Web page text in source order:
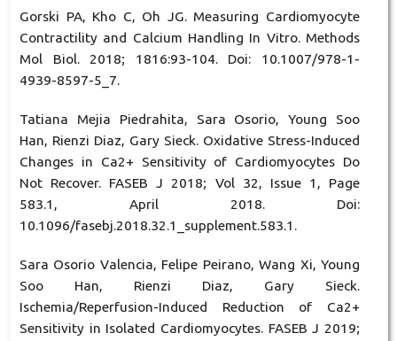
Gorski PA, Kho C, Oh JG. Measuring Cardiomyocyte
Contractility and Calcium Handling In Vitro. Methods
Mol Biol. 2018; 1816:93-104. Doi: 10.1007/978-1-
4939-8597-5_7.
Tatiana Mejia Piedrahita, Sara Osorio, Young Soo
Han, Rienzi Diaz, Gary Sieck. Oxidative Stress-Induced
Changes in Ca2+ Sensitivity of Cardiomyocytes Do
Not Recover. FASEB J 2018; Vol 32, Issue 1, Page
583.1, April 2018. Doi:
10.1096/fasebj.2018.32.1_supplement.583.1.
Sara Osorio Valencia, Felipe Peirano, Wang Xi, Young
Soo Han, Rienzi Diaz, Gary Sieck.
Ischemia/Reperfusion-Induced Reduction of Ca2+
Sensitivity in Isolated Cardiomyocytes. FASEB J 2019;